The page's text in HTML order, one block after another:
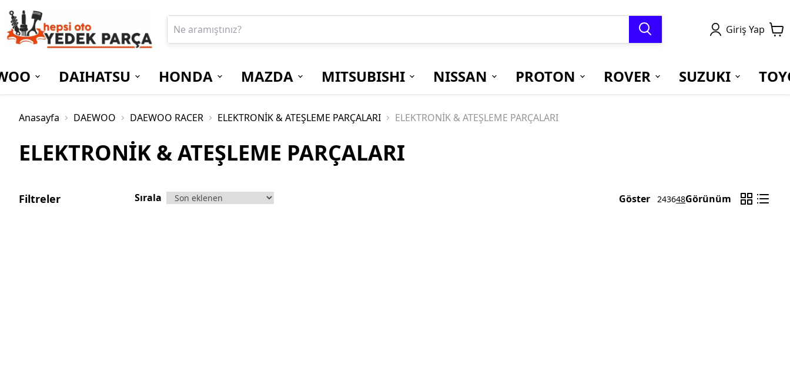
Giriş Yap
DAIHATSU HONDA MAZDA MITSUBISHI NISSAN PROTON ROVER SUZUKI
Anasayfa DAEWOO DAEWOO RACER ELEKTRONİK & ATEŞLEME PARÇALARI ELEKTRONİK & ATEŞLEME PARÇALARI
ELEKTRONİK & ATEŞLEME PARÇALARI
Filtreler Sırala Göster 243648Görünüm